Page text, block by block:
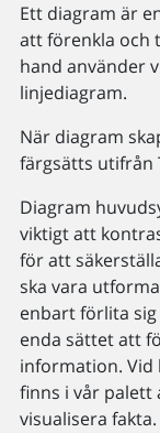
Ett diagram är
att förenkla och
hand använder
linjediagram.
När diagram
färgsätts utifrån
Diagram
viktigt att
för att
ska vara
enbart förlita
enda sättet att
information. Vid
finns i vår palett
visualisera fakta.